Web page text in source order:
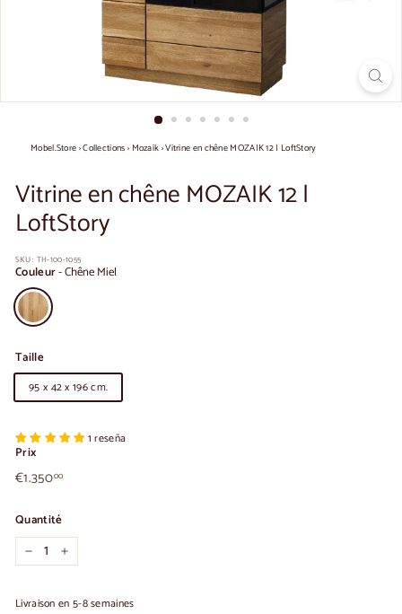
Mobel.Store›Collections› Mozaik›Vitrine en chêne MOZAIK 12 | LoftStory
Vitrine en chêne MOZAIK 12 |
LoftStory
SKU : TH-100-1055
Couleur-Chêne Miel
Taille
95 x 42 x 196 cm.
1 reseña
Prix
Prix
habituel
€1.35000€1.350,00
Quantité
+
Livraison en 5-8 semaines